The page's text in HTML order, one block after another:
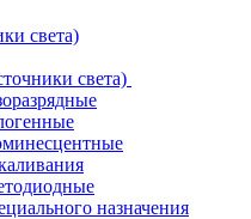
света)
света)
назначения